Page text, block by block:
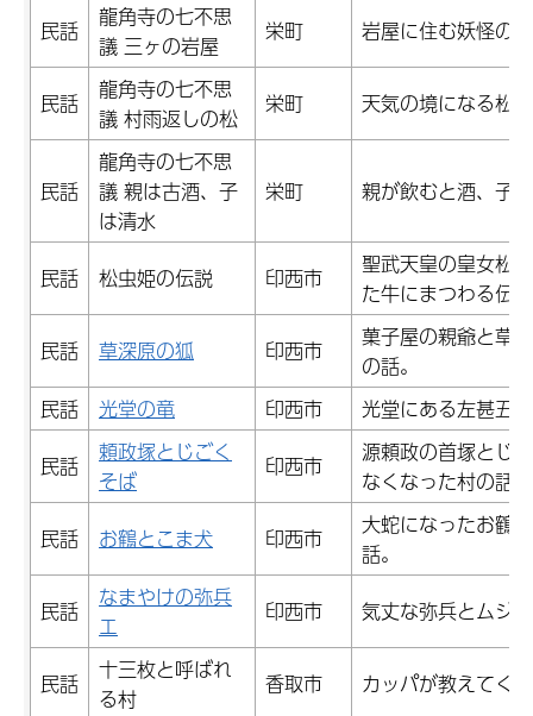
民話
龍角寺の七不思
議 三ヶの岩屋
栄町 岩屋に住む妖怪の
民話
龍角寺の七不思
議 村雨返しの松
栄町 天気の境になる松。
民話
龍角寺の七不思
議 親は古酒、子
は清水
栄町 親が飲むと酒、子
民話 松虫姫の伝説 印西市
聖武天皇の皇女松
た牛にまつわる伝
民話
草深原の狐 印西市
菓子屋の親爺と草
の話。
民話
光堂の竜 印西市
光堂にある左甚五
民話
頼政塚とじごく
そば
印西市
源頼政の首塚とじ
なくなった村の話。
民話
お鶴とこま犬 印西市
大蛇になったお鶴
話。
民話
なまやけの弥兵
エ
印西市 気丈な弥兵とムジ
民話
十三枚と呼ばれ
る村
香取市 カッパが教えてく